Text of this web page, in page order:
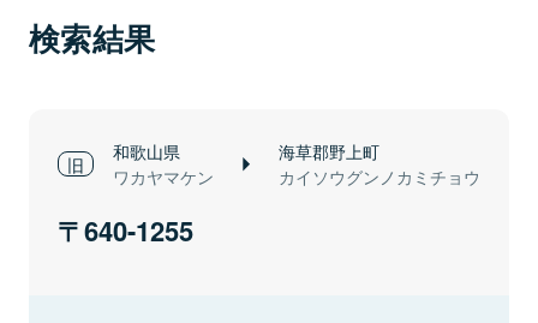
検索結果
和歌山県
ワカヤマケン
海草郡野上町
カイソウグンノカミチョウ
640-1255